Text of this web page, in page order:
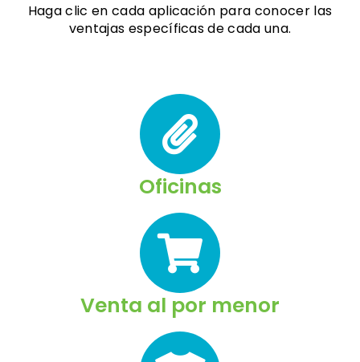
Haga clic en cada aplicación para conocer las
ventajas específicas de cada una.
Oficinas
Venta al por menor